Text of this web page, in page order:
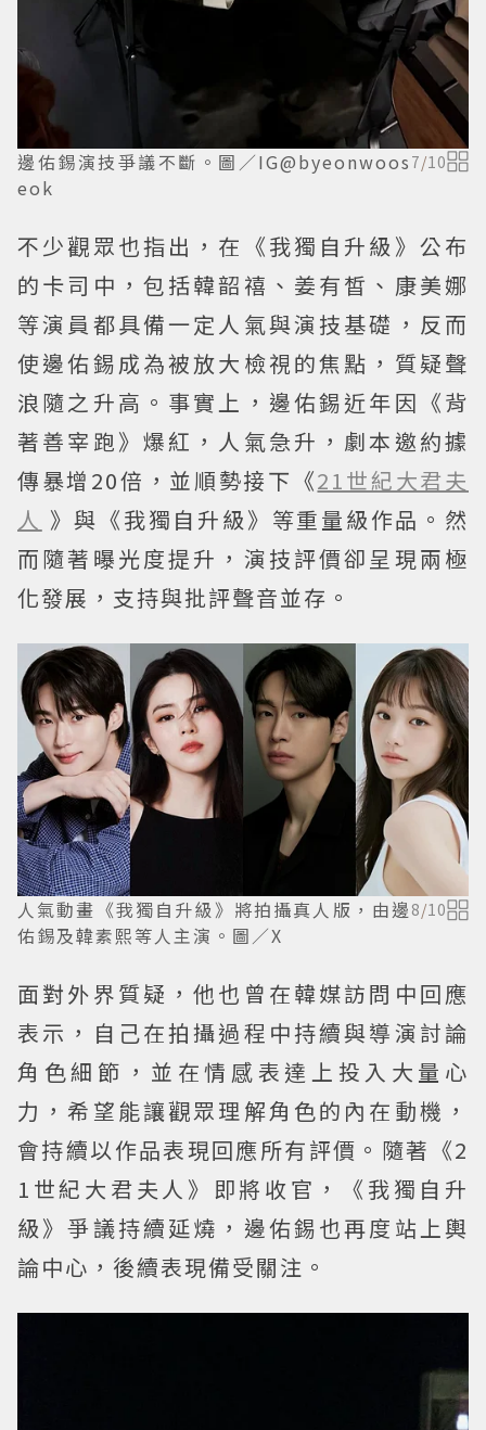
邊佑錫演技爭議不斷。圖／IG@byeonwoos
eok
7/10
不少觀眾也指出，在《我獨自升級》公布
的卡司中，包括韓韶禧、姜有皙、康美娜
等演員都具備一定人氣與演技基礎，反而
使邊佑錫成為被放大檢視的焦點，質疑聲
浪隨之升高。事實上，邊佑錫近年因《背
著善宰跑》爆紅，人氣急升，劇本邀約據
傳暴增20倍，並順勢接下《21世紀大君夫
人 》與《我獨自升級》等重量級作品。然
而隨著曝光度提升，演技評價卻呈現兩極
化發展，支持與批評聲音並存。
人氣動畫《我獨自升級》將拍攝真人版，由邊
佑錫及韓素熙等人主演。圖／X
8/10
面對外界質疑，他也曾在韓媒訪問中回應
表示，自己在拍攝過程中持續與導演討論
角色細節，並在情感表達上投入大量心
力，希望能讓觀眾理解角色的內在動機，
會持續以作品表現回應所有評價。隨著《2
1世紀大君夫人》即將收官，《我獨自升
級》爭議持續延燒，邊佑錫也再度站上輿
論中心，後續表現備受關注。